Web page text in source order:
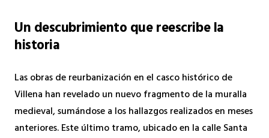
Un descubrimiento que reescribe la
historia
Las obras de reurbanización en el casco histórico de
Villena han revelado un nuevo fragmento de la muralla
medieval, sumándose a los hallazgos realizados en meses
anteriores. Este último tramo, ubicado en la calle Santa